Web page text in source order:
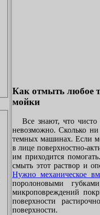
Как отмыть любое
мойки
Все знают, что чисто
невозможно. Сколько
темных машинах. Если
в лице поверхностно-
им приходится
смыть этот раствор и
Нужно механическое
поролоновыми
микроповреждений
поверхности
поверхности.